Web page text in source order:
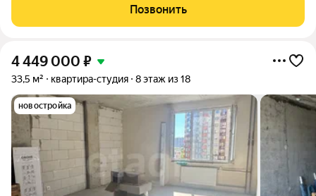
Шоссе в Лаврики, 95. Квартира без ремонта, что позволяет
создать интерьер по своему
Позвонить
4 449 000 ₽
33,5 м² квартира-студия 8 этаж из 18
новостройка